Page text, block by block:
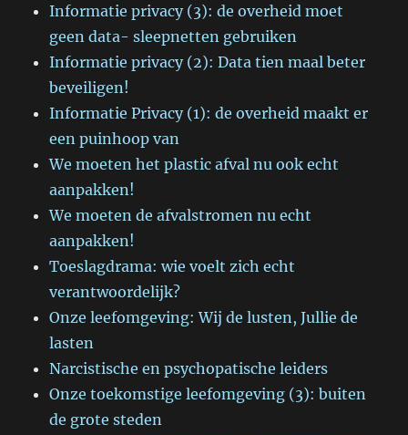
Informatie privacy (3): de overheid moet
geen data- sleepnetten gebruiken
Informatie privacy (2): Data tien maal beter
beveiligen!
Informatie Privacy (1): de overheid maakt er
een puinhoop van
We moeten het plastic afval nu ook echt
aanpakken!
We moeten de afvalstromen nu echt
aanpakken!
Toeslagdrama: wie voelt zich echt
verantwoordelijk?
Onze leefomgeving: Wij de lusten, Jullie de
lasten
Narcistische en psychopatische leiders
Onze toekomstige leefomgeving (3): buiten
de grote steden